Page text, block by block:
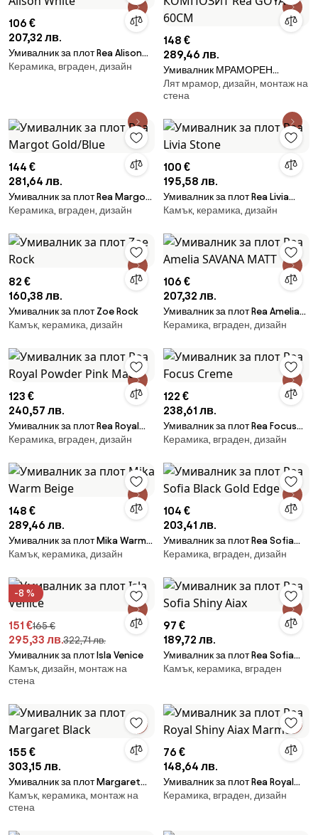
106 €
207,32 лв.
Умивалник за плот Rea Alison
White
Керамика, вграден, дизайн
148 €
289,46 лв.
Умивалник МРАМОРЕН
КОМПОЗИТ Rea GOYA 60CM
Лят мрамор, дизайн, монтаж на
стена
144 €
281,64 лв.
Умивалник за плот Rea Margot
Gold/Blue
Керамика, вграден, дизайн
100 €
195,58 лв.
Умивалник за плот Rea Livia
Stone
Камък, керамика, дизайн
82 €
160,38 лв.
Умивалник за плот Zoe Rock
Камък, керамика, дизайн
106 €
207,32 лв.
Умивалник за плот Rea Amelia
SAVANA MATT
Керамика, вграден, дизайн
123 €
240,57 лв.
Умивалник за плот Rea Royal
Powder Pink Matt
Керамика, вграден, дизайн
122 €
238,61 лв.
Умивалник за плот Rea Focus
Creme
Керамика, вграден, дизайн
148 €
289,46 лв.
Умивалник за плот Mika Warm
Beige
Камък, керамика, дизайн
104 €
203,41 лв.
Умивалник за плот Rea Sofia
Black Gold Edge
Керамика, вграден, дизайн
-8 %
151 €165 €
295,33 лв.322,71 лв.
Умивалник за плот Isla Venice
Камък, дизайн, монтаж на
стена
97 €
189,72 лв.
Умивалник за плот Rea Sofia
Shiny Aiax
Камък, керамика, вграден
155 €
303,15 лв.
Умивалник за плот Margaret
Black
Камък, керамика, монтаж на
стена
76 €
148,64 лв.
Умивалник за плот Rea Royal
Shiny Aiax Marmur
Керамика, вграден, дизайн